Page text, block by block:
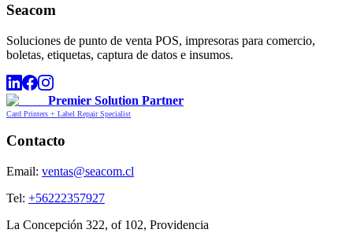
Seacom
Soluciones de punto de venta POS, impresoras para comercio,
boletas, etiquetas, captura de datos e insumos.
Premier Solution Partner
Card Printers + Label Repair Specialist
Contacto
Email: ventas@seacom.cl
Tel: +56222357927
La Concepción 322, of 102, Providencia